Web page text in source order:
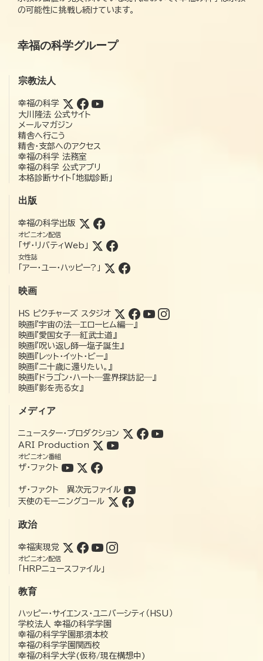
の可能性に挑戦し続けています。
幸福の科学グループ
宗教法人
幸福の科学
大川隆法 公式サイト
メールマガジン
精舎へ行こう
精舎・支部へのアクセス
幸福の科学 法務室
幸福の科学 公式アプリ
本格診断サイト「地獄診断」
出版
幸福の科学出版
オピニオン配信
「ザ・リバティWeb」
女性誌
「アー・ユー・ハッピー?」
映画
HS ピクチャーズ スタジオ
映画『宇宙の法―エローヒム編―』
映画『愛国女子―紅武士道』
映画『呪い返し師—塩子誕生』
映画『レット・イット・ビー』
映画『二十歳に還りたい。』
映画『ドラゴン・ハート―霊界探訪記―』
映画『影を売る女』
メディア
ニュースター・プロダクション
ARI Production
オピニオン番組
ザ・ファクト
ザ・ファクト 異次元ファイル
天使のモーニングコール
政治
幸福実現党
オピニオン配信
「HRPニュースファイル」
教育
ハッピー・サイエンス・ユニバーシティ（HSU）
学校法人 幸福の科学学園
幸福の科学学園那須本校
幸福の科学学園関西校
幸福の科学大学(仮称/現在構想中)